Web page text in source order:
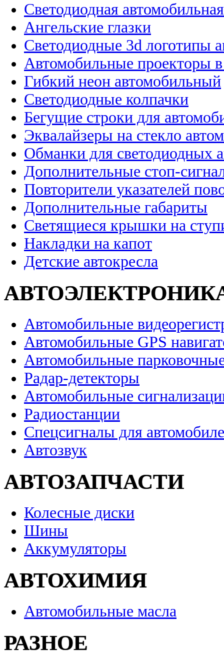
Светодиодная
Ангельские глазки
Светодиодные 3d логотипы
Автомобильные проекторы
Гибкий неон автомобильный
Светодиодные колпачки
Бегущие строки для
Эквалайзеры на стекло
Обманки для светодиодных
Дополнительные стоп-
Повторители указателей
Дополнительные габариты
Светящиеся крышки на
Накладки на капот
Детские автокресла
Автомобильные
Автомобильные GPS
Автомобильные
Радар-детекторы
Автомобильные
Радиостанции
Спецсигналы для
Автозвук
АВТОЗАПЧАСТИ
Колесные диски
Шины
Аккумуляторы
АВТОХИМИЯ
Автомобильные масла
РАЗНОЕ